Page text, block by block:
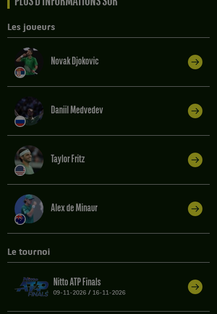
Les joueurs
Novak Djokovic
Daniil Medvedev
Taylor Fritz
Alex de Minaur
Le tournoi
Nitto ATP Finals
09-11-2026 / 16-11-2026